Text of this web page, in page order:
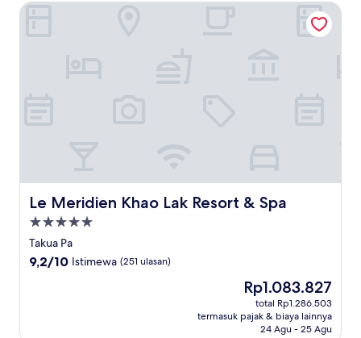
Le Meridien Khao Lak Resort & Spa
Le Meridien Khao Lak Resort & Spa
Properti
bintang
5.0
Takua Pa
9.2
9,2/10 Istimewa (251 ulasan)
Harga
sekarang
Rp1.083.827
Rp1.083.827
total Rp1.286.503
termasuk pajak & biaya lainnya
24 Agu - 25 Agu
Le Meridien Khao Lak Resort & Spa